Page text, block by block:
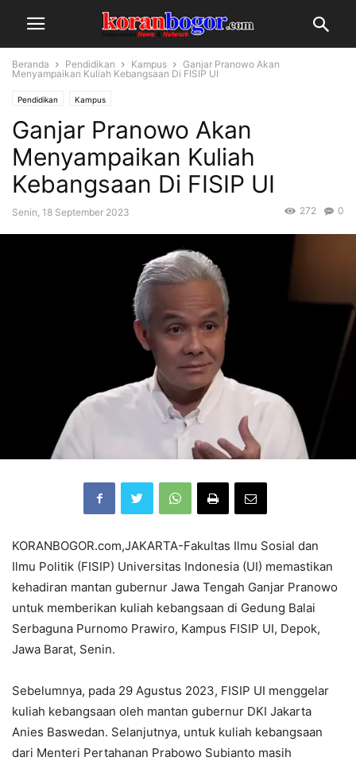
Beranda Pendidikan Kampus
Ganjar Pranowo Akan
Menyampaikan Kuliah Kebangsaan Di FISIP UI
Pendidikan Kampus
Ganjar Pranowo Akan
Menyampaikan Kuliah
Kebangsaan Di FISIP UI
Senin, 18 September 2023 0
272
KORANBOGOR.com,JAKARTA-Fakultas Ilmu Sosial dan
Ilmu Politik (FISIP) Universitas Indonesia (UI) memastikan
kehadiran mantan gubernur Jawa Tengah Ganjar Pranowo
untuk memberikan kuliah kebangsaan di Gedung Balai
Serbaguna Purnomo Prawiro, Kampus FISIP UI, Depok,
Jawa Barat, Senin.
Sebelumnya, pada 29 Agustus 2023, FISIP UI menggelar
kuliah kebangsaan oleh mantan gubernur DKI Jakarta
Anies Baswedan. Selanjutnya, untuk kuliah kebangsaan
dari Menteri Pertahanan Prabowo Subianto masih